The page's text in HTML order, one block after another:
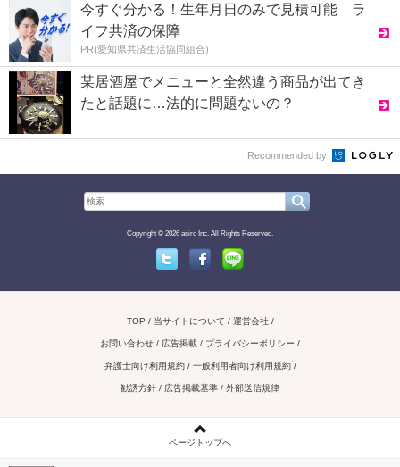
今すぐ分かる！生年月日のみで見積可能 ラ
イフ共済の保障
PR(愛知県共済生活協同組合)
某居酒屋でメニューと全然違う商品が出てき
たと話題に…法的に問題ないの？
Recommended by
Copyright © 2026 asiro Inc. All Rights Reserved.
TOP 当サイトについて 運営会社
お問い合わせ / 広告掲載 プライバシーポリシー
弁護士向け利用規約 一般利用者向け利用規約
勧誘方針 広告掲載基準 外部送信規律
ページトップへ